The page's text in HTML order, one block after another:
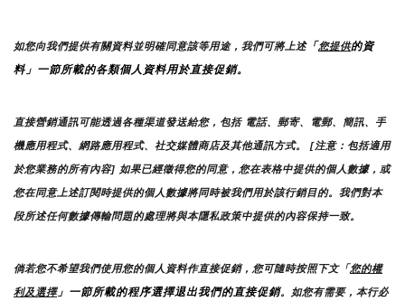
如您向我們提供有關資料並明確同意該等用途，我們可將上述「 您提供的資
料」一節所載的各類個人資料用於直接促銷。
直接營銷通訊可能透過各種渠道發送給您，包括 電話、郵寄、電郵、簡訊、手
機應用程式、網路應用程式、社交媒體商店及其他通訊方式。 [注意：包括適用
於您業務的所有內容] 如果已經徵得您的同意，您在表格中提供的個人數據，或
您在同意上述訂閱時提供的個人數據將同時被我們用於該行銷目的。我們對本
段所述任何數據傳輸問題的處理將與本隱私政策中提供的內容保持一致。
倘若您不希望我們使用您的個人資料作直接促銷，您可隨時按照下文「您的權
利及選擇」一節所載的程序選擇退出我們的直接促銷。如您有需要，本行必